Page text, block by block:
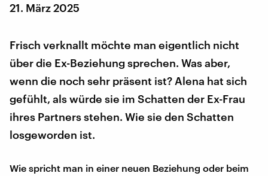
21. März 2025
Frisch verknallt möchte man eigentlich nicht
über die Ex-Beziehung sprechen. Was aber,
wenn die noch sehr präsent ist? Alena hat sich
gefühlt, als würde sie im Schatten der Ex-Frau
ihres Partners stehen. Wie sie den Schatten
losgeworden ist.
Wie spricht man in einer neuen Beziehung oder beim